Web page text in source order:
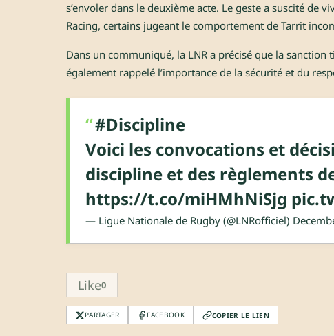
s’envoler dans le deuxième acte. Le geste a suscité de
Racing, certains jugeant le comportement de Tarrit
Dans un communiqué, la LNR a précisé que la
également rappelé l’importance de la sécurité et du
#Discipline
Voici les convocations et
discipline et des règlements
https://t.co/miHMhNiSjg
— Ligue Nationale de Rugby (@LNRofficiel)
Like0
PARTAGER FACEBOOK COPIER LE LIEN